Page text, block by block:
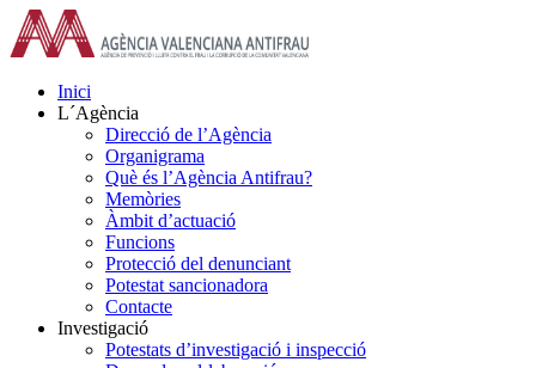
Skip
to
content
Inici
L´Agència
Direcció de l’Agència
Organigrama
Què és l’Agència Antifrau?
Memòries
Àmbit d’actuació
Funcions
Protecció del denunciant
Potestat sancionadora
Contacte
Investigació
Potestats d’investigació i inspecció